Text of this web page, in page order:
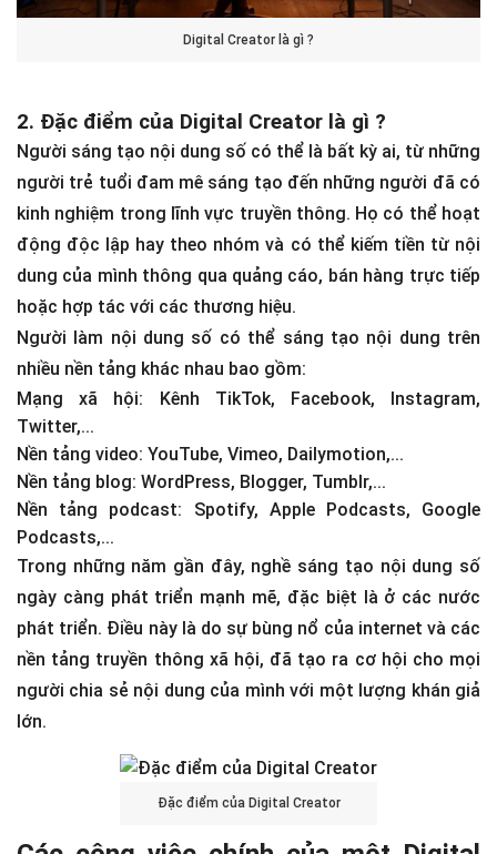
Digital Creator là gì ?
2. Đặc điểm của Digital Creator là gì ?
Người sáng tạo nội dung số có thể là bất kỳ ai, từ những
người trẻ tuổi đam mê sáng tạo đến những người đã có
kinh nghiệm trong lĩnh vực truyền thông. Họ có thể hoạt
động độc lập hay theo nhóm và có thể kiếm tiền từ nội
dung của mình thông qua quảng cáo, bán hàng trực tiếp
hoặc hợp tác với các thương hiệu.
Người làm nội dung số có thể sáng tạo nội dung trên
nhiều nền tảng khác nhau bao gồm:
Mạng xã hội: Kênh TikTok, Facebook, Instagram,
Twitter,...
Nền tảng video: YouTube, Vimeo, Dailymotion,...
Nền tảng blog: WordPress, Blogger, Tumblr,...
Nền tảng podcast: Spotify, Apple Podcasts, Google
Podcasts,...
Trong những năm gần đây, nghề sáng tạo nội dung số
ngày càng phát triển mạnh mẽ, đặc biệt là ở các nước
phát triển. Điều này là do sự bùng nổ của internet và các
nền tảng truyền thông xã hội, đã tạo ra cơ hội cho mọi
người chia sẻ nội dung của mình với một lượng khán giả
lớn.
Đặc
điểm